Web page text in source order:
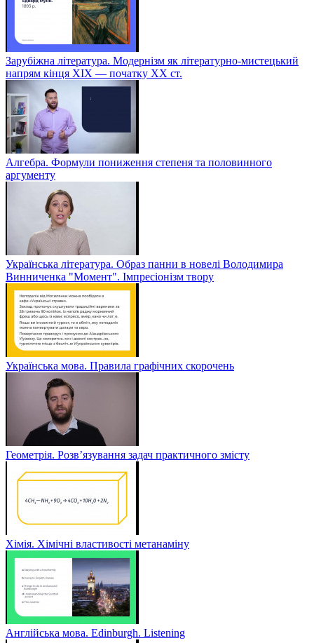
Зарубіжна література. Модернізм як літературно-мистецький
напрям кінця XIX — початку XX ст.
Алгебра. Формули пониження степеня та половинного
аргументу
Українська література. Образ панни в новелі Володимира
Винниченка "Момент". Імпресіонізм твору
Українська мова. Правила графічних скорочень
Геометрія. Розв’язування задач практичного змісту
Хімія. Хімічні властивості метанаміну
Англійська мова. Edinburgh. Listening